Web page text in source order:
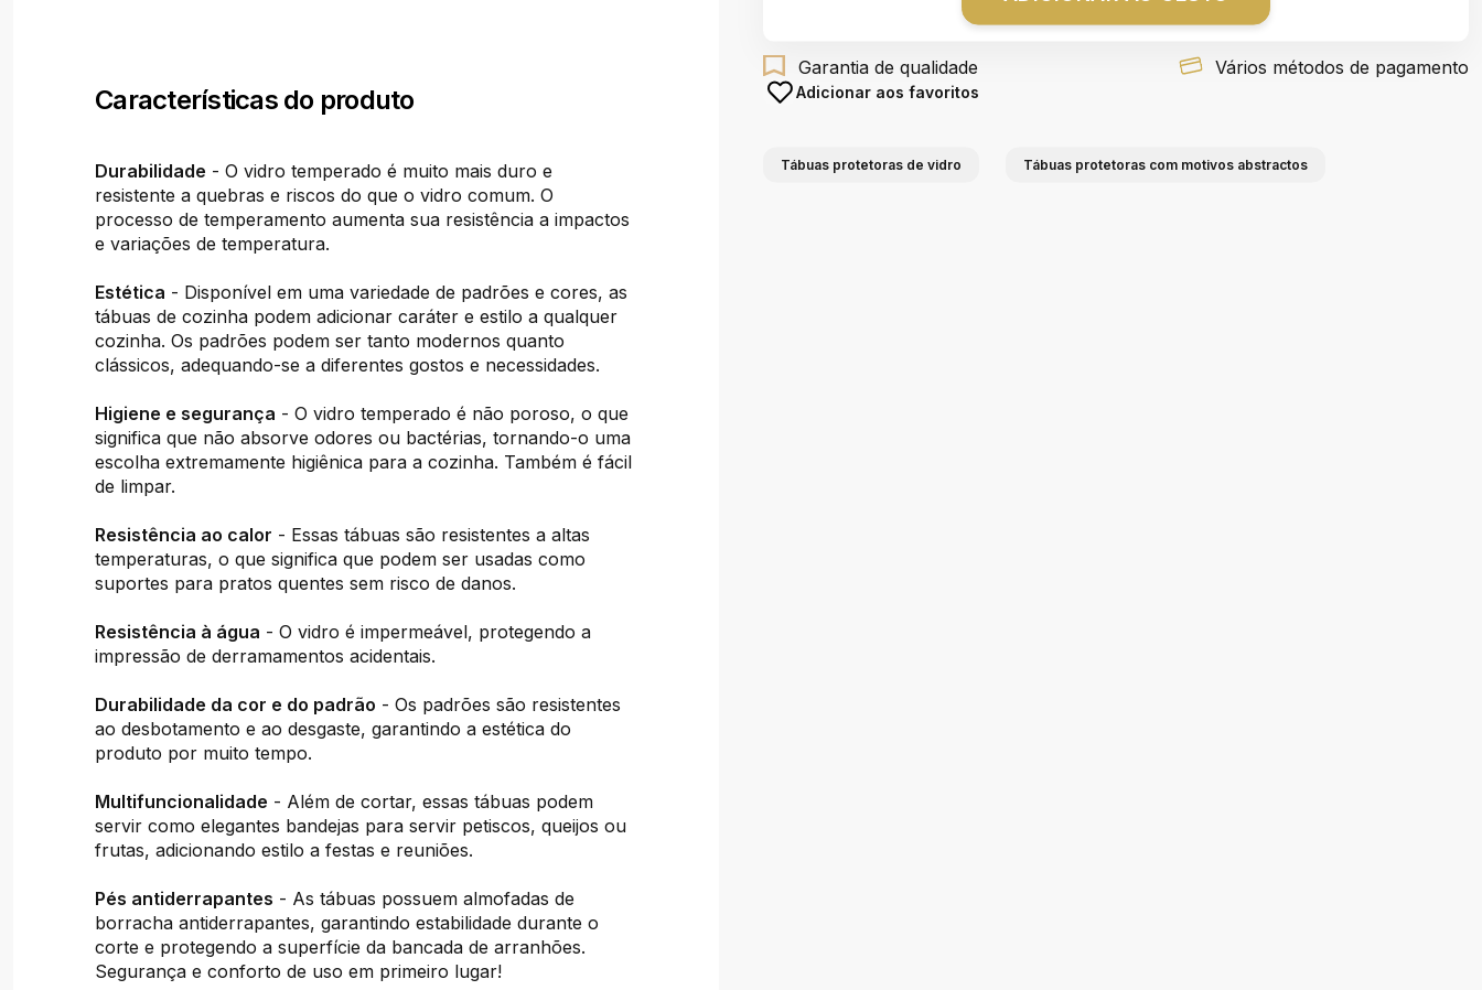
Características do produto
Durabilidade - O vidro temperado é muito mais duro e
resistente a quebras e riscos do que o vidro comum. O
processo de temperamento aumenta sua resistência a impactos
e variações de temperatura.
Estética - Disponível em uma variedade de padrões e cores, as
tábuas de cozinha podem adicionar caráter e estilo a qualquer
cozinha. Os padrões podem ser tanto modernos quanto
clássicos, adequando-se a diferentes gostos e necessidades.
Higiene e segurança - O vidro temperado é não poroso, o que
significa que não absorve odores ou bactérias, tornando-o uma
escolha extremamente higiênica para a cozinha. Também é fácil
de limpar.
Resistência ao calor - Essas tábuas são resistentes a altas
temperaturas, o que significa que podem ser usadas como
suportes para pratos quentes sem risco de danos.
Resistência à água - O vidro é impermeável, protegendo a
impressão de derramamentos acidentais.
Durabilidade da cor e do padrão - Os padrões são resistentes
ao desbotamento e ao desgaste, garantindo a estética do
produto por muito tempo.
Multifuncionalidade - Além de cortar, essas tábuas podem
servir como elegantes bandejas para servir petiscos, queijos ou
frutas, adicionando estilo a festas e reuniões.
Pés antiderrapantes - As tábuas possuem almofadas de
borracha antiderrapantes, garantindo estabilidade durante o
corte e protegendo a superfície da bancada de arranhões.
Segurança e conforto de uso em primeiro lugar!
Garantia de qualidade Vários métodos de pagamento
Adicionar aos favoritos
Tábuas protetoras de vidro Tábuas protetoras com motivos abstractos